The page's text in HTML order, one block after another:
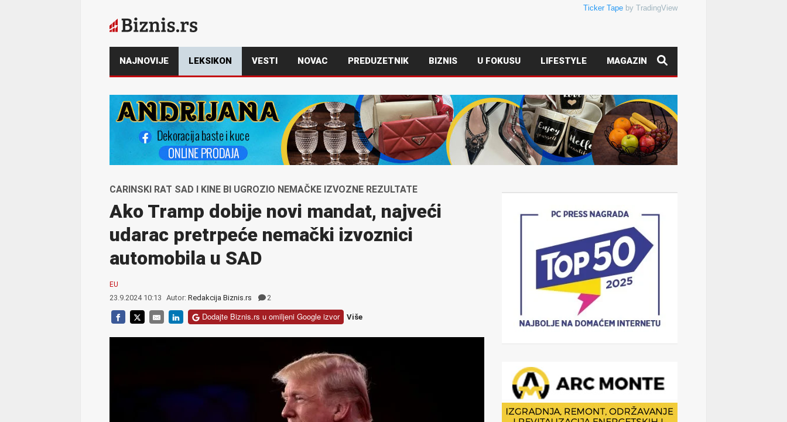
Ticker Tape by TradingView
NAJNOVIJE LEKSIKON VESTI NOVAC PREDUZETNIK BIZNIS U FOKUSU LIFESTYLE MAGAZIN
CARINSKI RAT SAD I KINE BI UGROZIO NEMAČKE IZVOZNE REZULTATE
Ako Tramp dobije novi mandat, najveći
udarac pretrpeće nemački izvoznici
automobila u SAD
EU
23.9.2024 10:13 Autor: Redakcija Biznis.rs 2
Dodajte Biznis.rs u omiljeni Google izvor Više